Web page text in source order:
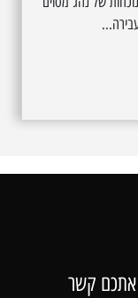
אתכם קשר